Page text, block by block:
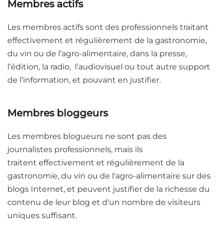
Membres actifs
Les membres actifs sont des professionnels traitant
effectivement et régulièrement de la gastronomie,
du vin ou de l’agro-alimentaire, dans la presse,
l’édition, la radio, l’audiovisuel ou tout autre support
de l’information, et pouvant en justifier.
Membres bloggeurs
Les membres blogueurs ne sont pas des
journalistes professionnels, mais ils
traitent effectivement et régulièrement de la
gastronomie, du vin ou de l'agro-alimentaire sur des
blogs Internet, et peuvent justifier de la richesse du
contenu de leur blog et d'un nombre de visiteurs
uniques suffisant.